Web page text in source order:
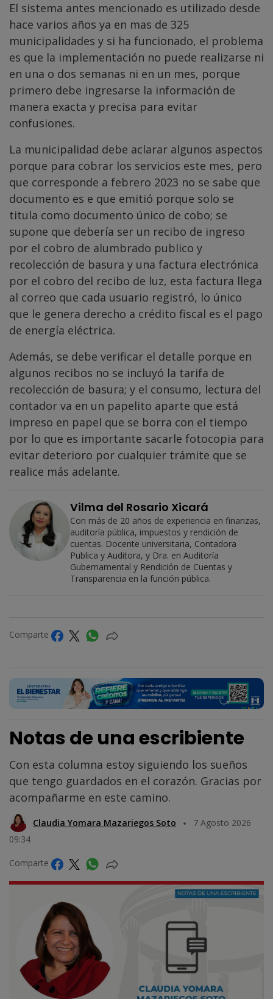
El sistema antes mencionado es utilizado desde
hace varios años ya en mas de 325
municipalidades y si ha funcionado, el problema
es que la implementación no puede realizarse ni
en una o dos semanas ni en un mes, porque
primero debe ingresarse la información de
manera exacta y precisa para evitar
confusiones.
La municipalidad debe aclarar algunos aspectos
porque para cobrar los servicios este mes, pero
que corresponde a febrero 2023 no se sabe que
documento es e que emitió porque solo se
titula como documento único de cobo; se
supone que debería ser un recibo de ingreso
por el cobro de alumbrado publico y
recolección de basura y una factura electrónica
por el cobro del recibo de luz, esta factura llega
al correo que cada usuario registró, lo único
que le genera derecho a crédito fiscal es el pago
de energía eléctrica.
Además, se debe verificar el detalle porque en
algunos recibos no se incluyó la tarifa de
recolección de basura; y el consumo, lectura del
contador va en un papelito aparte que está
impreso en papel que se borra con el tiempo
por lo que es importante sacarle fotocopia para
evitar deterioro por cualquier trámite que se
realice más adelante.
Vilma del Rosario Xicará
Con más de 20 años de experiencia en finanzas,
auditoría pública, impuestos y rendición de
cuentas. Docente universitaria, Contadora
Publica y Auditora, y Dra. en Auditoría
Gubernamental y Rendición de Cuentas y
Transparencia en la función pública.
Comparte
Notas de una escribiente
Con esta columna estoy siguiendo los sueños
que tengo guardados en el corazón. Gracias por
acompañarme en este camino.
Claudia Yomara Mazariegos Soto
7 Agosto 2026
09:34
Comparte